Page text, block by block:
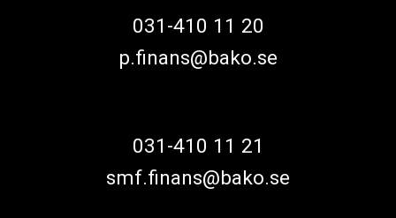
031-410 11 20
p.finans@bako.se
031-410 11 21
smf.finans@bako.se